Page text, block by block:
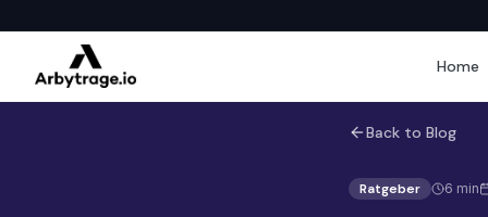
Home
Back to Blog
Ratgeber 6 min